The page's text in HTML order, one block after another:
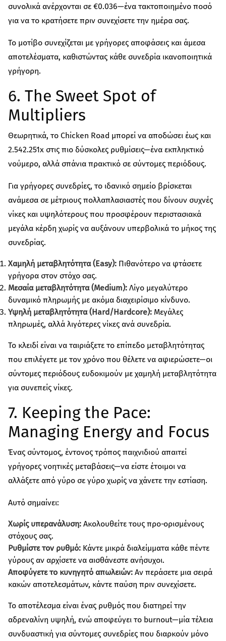
συνολικά ανέρχονται σε €0.036—ένα τακτοποιημένο ποσό
για να το κρατήσετε πριν συνεχίσετε την ημέρα σας.
Το μοτίβο συνεχίζεται με γρήγορες αποφάσεις και άμεσα
αποτελέσματα, καθιστώντας κάθε συνεδρία ικανοποιητικά
γρήγορη.
6. The Sweet Spot of
Multipliers
Θεωρητικά, το Chicken Road μπορεί να αποδώσει έως και
2.542.251x στις πιο δύσκολες ρυθμίσεις—ένα εκπληκτικό
νούμερο, αλλά σπάνια πρακτικό σε σύντομες περιόδους.
Για γρήγορες συνεδρίες, το ιδανικό σημείο βρίσκεται
ανάμεσα σε μέτριους πολλαπλασιαστές που δίνουν συχνές
νίκες και υψηλότερους που προσφέρουν περιστασιακά
μεγάλα κέρδη χωρίς να αυξάνουν υπερβολικά το μήκος της
συνεδρίας.
Χαμηλή μεταβλητότητα (Easy): Πιθανότερο να φτάσετε
γρήγορα στον στόχο σας.
Μεσαία μεταβλητότητα (Medium): Λίγο μεγαλύτερο
δυναμικό πληρωμής με ακόμα διαχειρίσιμο κίνδυνο.
Υψηλή μεταβλητότητα (Hard/Hardcore): Μεγάλες
πληρωμές, αλλά λιγότερες νίκες ανά συνεδρία.
Το κλειδί είναι να ταιριάξετε το επίπεδο μεταβλητότητας
που επιλέγετε με τον χρόνο που θέλετε να αφιερώσετε—οι
σύντομες περιόδους ευδοκιμούν με χαμηλή μεταβλητότητα
για συνεπείς νίκες.
7. Keeping the Pace:
Managing Energy and Focus
Ένας σύντομος, έντονος τρόπος παιχνιδιού απαιτεί
γρήγορες νοητικές μεταβάσεις—να είστε έτοιμοι να
αλλάξετε από γύρο σε γύρο χωρίς να χάνετε την εστίαση.
Αυτό σημαίνει:
Χωρίς υπερανάλυση: Ακολουθείτε τους προ‑ορισμένους
στόχους σας.
Ρυθμίστε τον ρυθμό: Κάντε μικρά διαλείμματα κάθε πέντε
γύρους αν αρχίσετε να αισθάνεστε ανήσυχοι.
Αποφύγετε το κυνηγητό απωλειών: Αν περάσετε μια σειρά
κακών αποτελεσμάτων, κάντε παύση πριν συνεχίσετε.
Το αποτέλεσμα είναι ένας ρυθμός που διατηρεί την
αδρεναλίνη υψηλή, ενώ αποφεύγει το burnout—μία τέλεια
συνδυαστική για σύντομες συνεδρίες που διαρκούν μόνο